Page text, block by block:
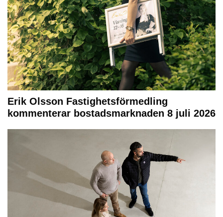
Erik Olsson Fastighetsförmedling
kommenterar bostadsmarknaden 8 juli 2026